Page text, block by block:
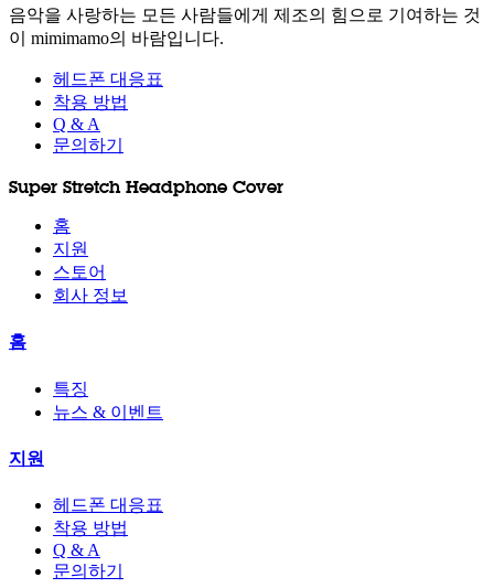
음악을 사랑하는 모든 사람들에게 제조의 힘으로 기여하는 것
이 mimimamo의 바람입니다.
헤드폰 대응표
착용 방법
Q & A
문의하기
Super Stretch Headphone Cover
홈
지원
스토어
회사 정보
홈
특징
뉴스 & 이벤트
지원
헤드폰 대응표
착용 방법
Q & A
문의하기